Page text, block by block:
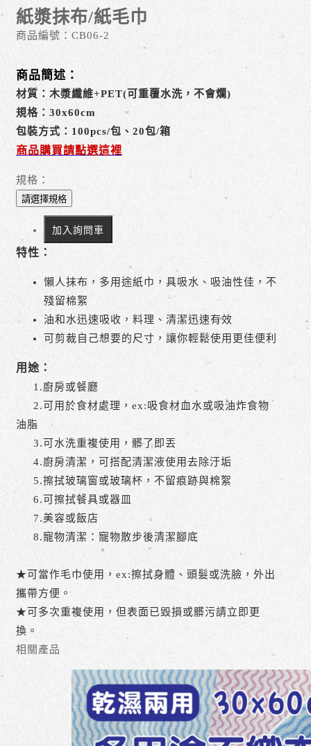
紙漿抹布/紙毛巾
商品編號： CB06-2
商品簡述：
材質：木漿纖維+PET(可重覆水洗，不會爛)
規格：30x60cm
包裝方式：100pcs/包、20包/箱
商品購買請點選這裡
規格：
請選擇規格
加入詢問車
特性：
懶人抹布，多用途紙巾，具吸水、吸油性佳，不
殘留棉絮
油和水迅速吸收，料理、清潔迅速有效
可剪裁自己想要的尺寸，讓你輕鬆使用更佳便利
用途：
1.廚房或餐廳
2.可用於食材處理，ex:吸食材血水或吸油炸食物
油脂
3.可水洗重複使用，髒了即丟
4.廚房清潔，可搭配清潔液使用去除汙垢
5.擦拭玻璃窗或玻璃杯，不留痕跡與棉絮
6.可擦拭餐具或器皿
7.美容或飯店
8.寵物清潔：寵物散步後清潔腳底
★可當作毛巾使用，ex:擦拭身體、頭髮或洗臉，外出
攜帶方便。
★可多次重複使用，但表面已毀損或髒污請立即更
換。
相關產品